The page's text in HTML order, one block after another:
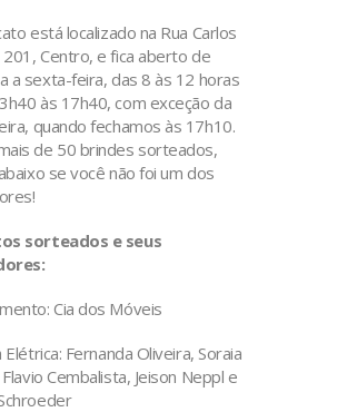
está localizado na Rua Carlos
Centro, e fica aberto de
a sexta-feira, das 8 às 12 horas
às 17h40, com exceção da
quando fechamos às 17h10.
de 50 brindes sorteados,
se você não foi um dos
sorteados e seus
Cia dos Móveis
Elétrica: Fernanda Oliveira, Soraia
Cembalista, Jeison Neppl e